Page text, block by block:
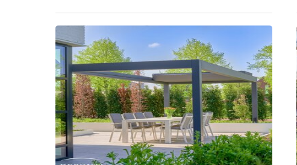
Lees meer...